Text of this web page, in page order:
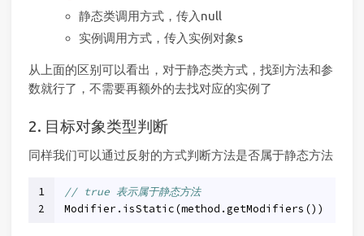
静态类调用方式，传入null
实例调用方式，传入实例对象s
从上面的区别可以看出，对于静态类方式，找到方法和参
数就行了，不需要再额外的去找对应的实例了
2. 目标对象类型判断
同样我们可以通过反射的方式判断方法是否属于静态方法
1
2
// true 表示属于静态方法
Modifier.isStatic(method.getModifiers())